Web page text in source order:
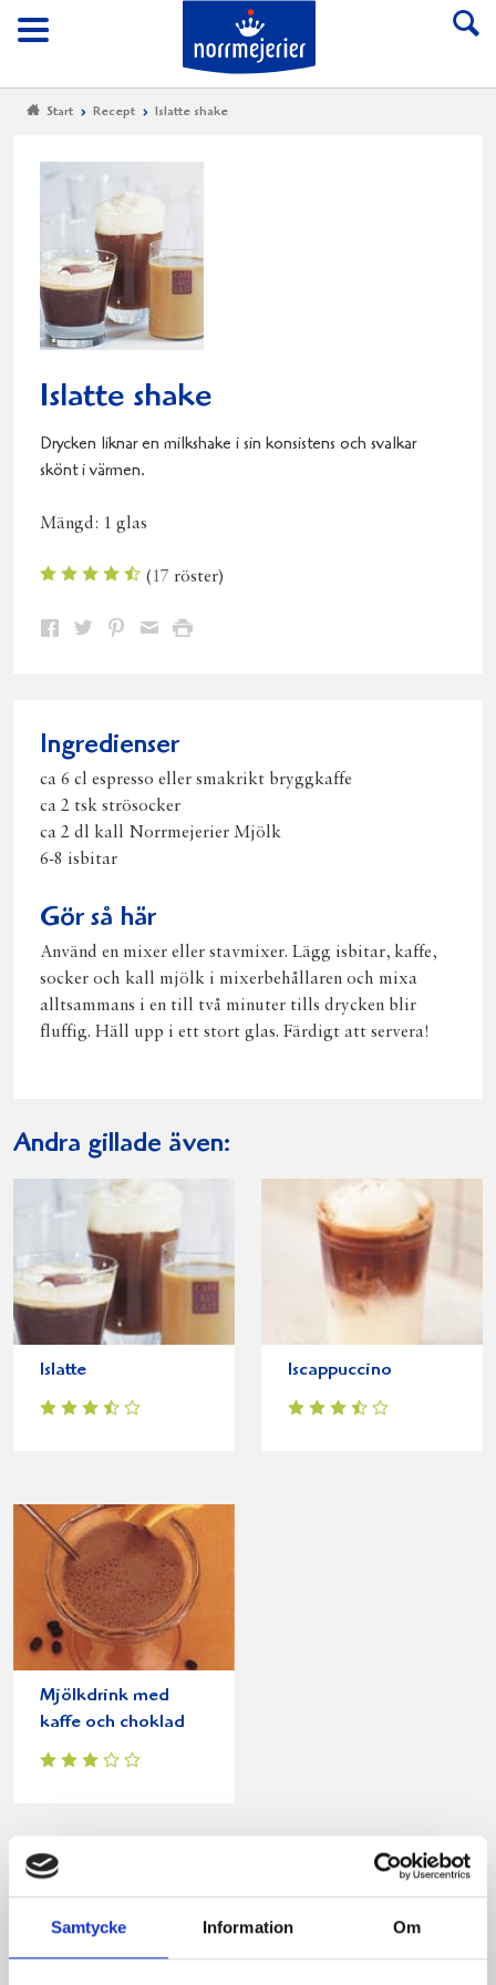
Samtycke Information Om
Meny
Till Norrmejerier
Start Recept Islatte shake
Islatte shake
Drycken liknar en milkshake i sin konsistens och svalkar
skönt i värmen.
Mängd: 1 glas
(17 röster)
Dela Dela Dela DelaSkriv
Ingredienser
ca 6 cl espresso eller smakrikt bryggkaffe
ca 2 tsk strösocker
ca 2 dl kall Norrmejerier Mjölk
6-8 isbitar
Gör så här
Använd en mixer eller stavmixer. Lägg isbitar, kaffe,
socker och kall mjölk i mixerbehållaren och mixa
alltsammans i en till två minuter tills drycken blir
fluffig. Häll upp i ett stort glas. Färdigt att servera!
Andra gillade även:
Islatte Iscappuccino
Mjölkdrink med
kaffe och choklad
Produkter i receptet: